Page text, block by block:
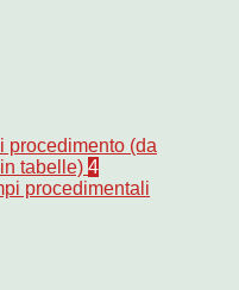
procedimento (da
tabelle) 4
procedimentali